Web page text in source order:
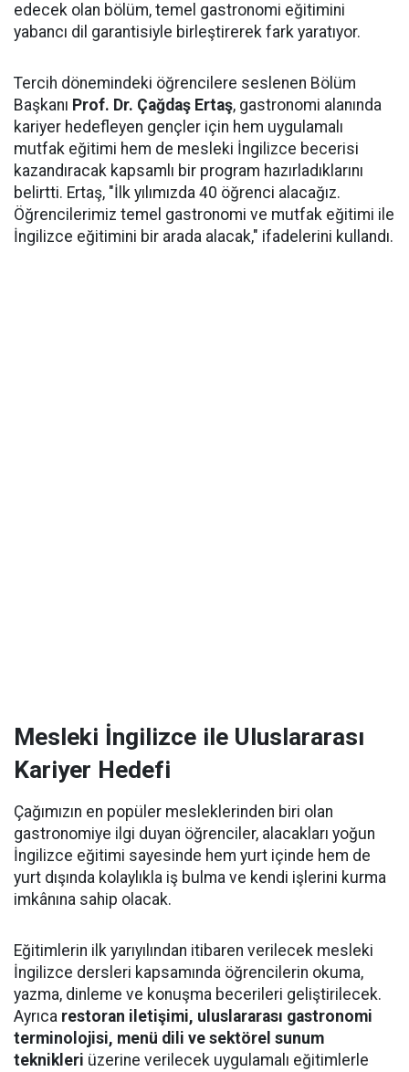
edecek olan bölüm, temel gastronomi eğitimini
yabancı dil garantisiyle birleştirerek fark yaratıyor.
Tercih dönemindeki öğrencilere seslenen Bölüm
Başkanı Prof. Dr. Çağdaş Ertaş, gastronomi alanında
kariyer hedefleyen gençler için hem uygulamalı
mutfak eğitimi hem de mesleki İngilizce becerisi
kazandıracak kapsamlı bir program hazırladıklarını
belirtti. Ertaş, "İlk yılımızda 40 öğrenci alacağız.
Öğrencilerimiz temel gastronomi ve mutfak eğitimi ile
İngilizce eğitimini bir arada alacak," ifadelerini kullandı.
Mesleki İngilizce ile Uluslararası
Kariyer Hedefi
Çağımızın en popüler mesleklerinden biri olan
gastronomiye ilgi duyan öğrenciler, alacakları yoğun
İngilizce eğitimi sayesinde hem yurt içinde hem de
yurt dışında kolaylıkla iş bulma ve kendi işlerini kurma
imkânına sahip olacak.
Eğitimlerin ilk yarıyılından itibaren verilecek mesleki
İngilizce dersleri kapsamında öğrencilerin okuma,
yazma, dinleme ve konuşma becerileri geliştirilecek.
Ayrıca restoran iletişimi, uluslararası gastronomi
terminolojisi, menü dili ve sektörel sunum
teknikleri üzerine verilecek uygulamalı eğitimlerle